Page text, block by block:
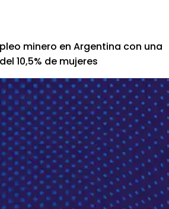
minero en Argentina con una
10,5% de mujeres